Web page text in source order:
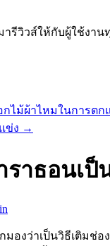
ารีวิวส์ให้กับผู้ใช้งา
ไม้ผ้าไหมในการตก
ข่ง →
ราธอนเ
มองว่าเป็นวิธีเติมช่